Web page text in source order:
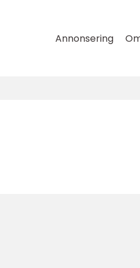
Annonsering